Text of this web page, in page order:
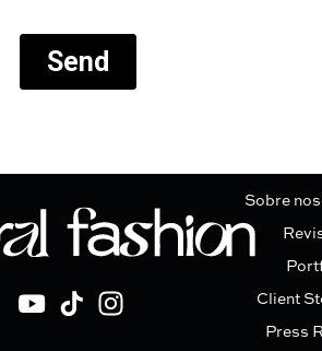
Sobre
Client
Press